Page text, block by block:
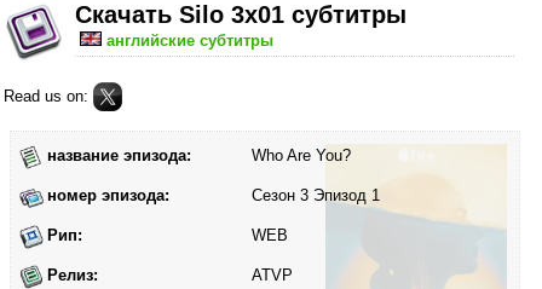
Скачать Silo 3x01 субтитры
английские субтитры
Read us on:
название эпизода: Who Are You?
номер эпизода: Сезон 3 Эпизод 1
Рип: WEB
Релиз: ATVP